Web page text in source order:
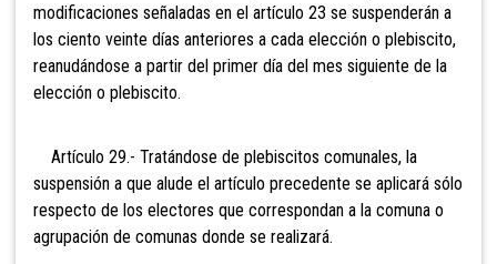
modificaciones señaladas en el artículo 23 se suspenderán a
los ciento veinte días anteriores a cada elección o plebiscito,
reanudándose a partir del primer día del mes siguiente de la
elección o plebiscito.
Artículo 29.- Tratándose de plebiscitos comunales, la
suspensión a que alude el artículo precedente se aplicará sólo
respecto de los electores que correspondan a la comuna o
agrupación de comunas donde se realizará.